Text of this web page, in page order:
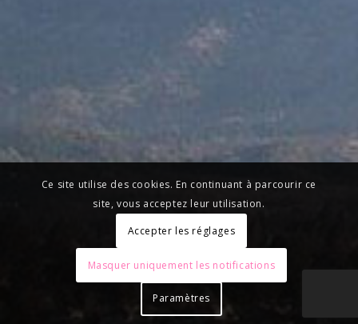
Ce site utilise des cookies. En continuant à parcourir ce
site, vous acceptez leur utilisation.
Accepter les réglages
Masquer uniquement les notifications
Paramètres